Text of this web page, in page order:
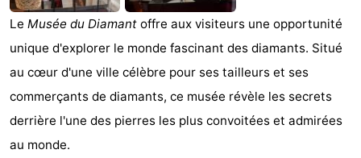
Musées
-
Monuments
-
Églises
-
Points
Attractions
Le Musée du Diamant offre aux visiteurs une opportunité
unique d'explorer le monde fascinant des diamants. Situé
au cœur d'une ville célèbre pour ses tailleurs et ses
commerçants de diamants, ce musée révèle les secrets
derrière l'une des pierres les plus convoitées et admirées
au monde.